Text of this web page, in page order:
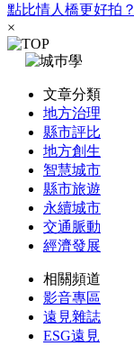
點比情人橋更好拍？
×
文章分類
地方治理
縣市評比
地方創生
智慧城市
縣市旅遊
永續城市
交通脈動
經濟發展
相關頻道
影音專區
遠見雜誌
ESG遠見